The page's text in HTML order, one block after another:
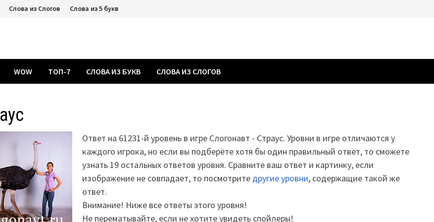
Слова из Слогов Слова из 5 букв
WOW ТОП-7 СЛОВА ИЗ БУКВ СЛОВА ИЗ СЛОГОВ
Ответ на 61231-й уровень в игре Слогонавт - Страус. Уровни в игре отличаются у
каждого игрока, но если вы подберёте хотя бы один правильный ответ, то сможете
узнать 19 остальных ответов уровня. Сравните ваш ответ и картинку, если
изображение не совпадает, то посмотрите другие уровни, содержащие такой же
ответ.
Внимание! Ниже все ответы этого уровня!
Не перематывайте, если не хотите увидеть спойлеры!